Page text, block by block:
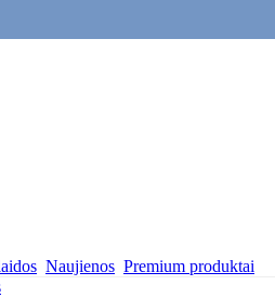
Naujienos Premium produktai